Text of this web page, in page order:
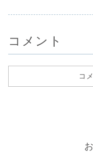
コメント
コ